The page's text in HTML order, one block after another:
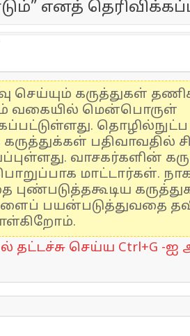
எனத்
செய்யும் கருத்துகள்
வகையில் மென்பொருள்
பதிவாவதில்
வாசகர்களின்
மாட்டார்கள்.
புண்படுத்தகூடிய
பயன்படுத்துவதை
தட்டச்சு செய்ய Ctrl+G -ஐ